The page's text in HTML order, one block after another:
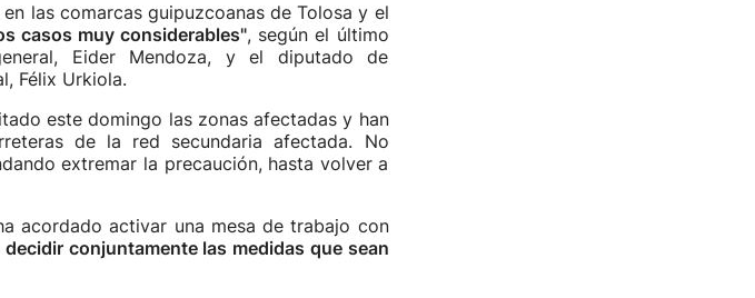
las comarcas guipuzcoanas de Tolosa y el
casos muy considerables", según el último
Eider Mendoza, y el diputado de
Félix Urkiola.
este domingo las zonas afectadas y han
de la red secundaria afectada. No
extremar la precaución, hasta volver a
acordado activar una mesa de trabajo con
decidir conjuntamente las medidas que sean